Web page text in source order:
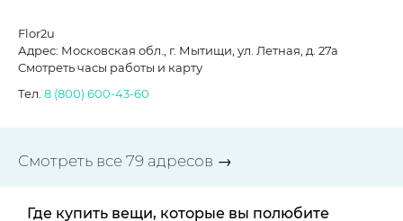
Flor2u
Адрес: Московская обл., г. Мытищи, ул. Летная, д. 27а
Смотреть часы работы и карту
Тел. 8 (800) 600-43-60
Смотреть все 79 адресов →
Где купить вещи, которые вы полюбите